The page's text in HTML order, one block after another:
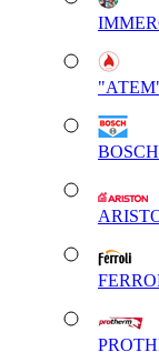
BOSCH